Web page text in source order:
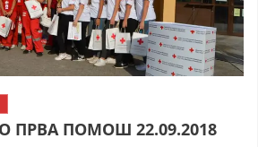
ПРВА ПОМОШ 22.09.2018